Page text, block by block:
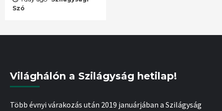
Szó
Világhálón a Szilágyság hetilap!
Több évnyi várakozás után 2019 januárjában a Szilágyság